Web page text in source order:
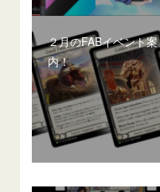
２月のFABイベント案
内！